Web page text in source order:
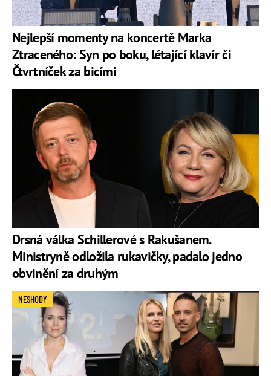
Nejlepší momenty na koncertě Marka
Ztraceného: Syn po boku, létající klavír či
Čtvrtníček za bicími
Drsná válka Schillerové s Rakušanem.
Ministryně odložila rukavičky, padalo jedno
obvinění za druhým
NESHODY